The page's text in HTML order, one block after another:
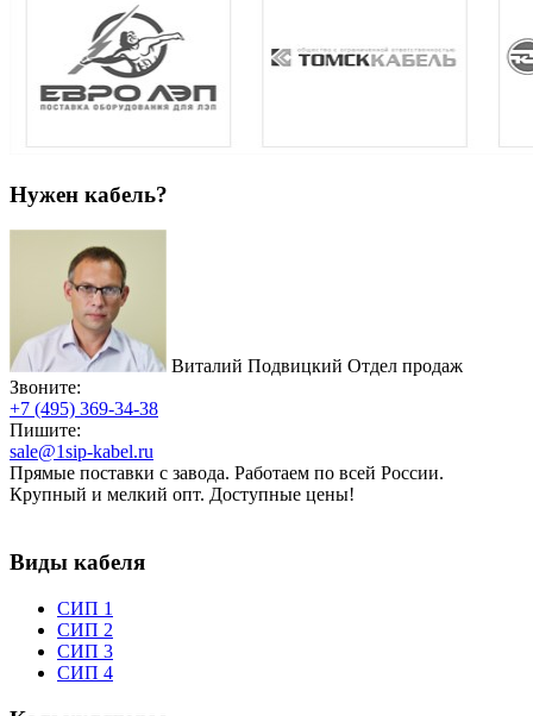
Нужен кабель?
Виталий Подвицкий Отдел продаж
Звоните:
+7 (495) 369-34-38
Пишите:
sale@1sip-kabel.ru
Прямые поставки с завода. Работаем по всей России.
Крупный и мелкий опт. Доступные цены!
Виды кабеля
СИП 1
СИП 2
СИП 3
СИП 4